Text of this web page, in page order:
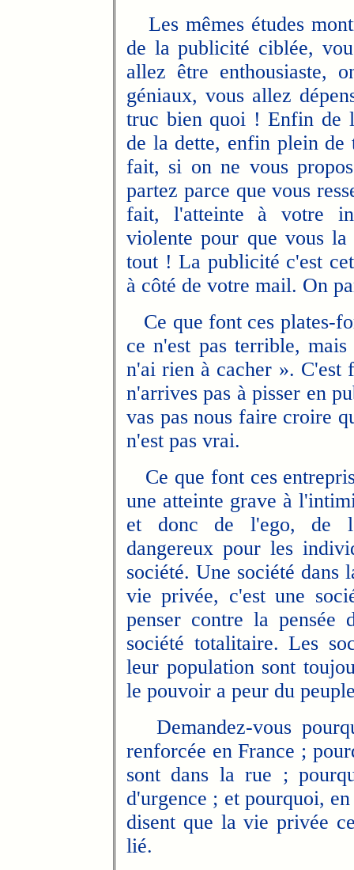
Les mêmes études
de la publicité ciblée,
allez être enthousiaste,
géniaux, vous allez
truc bien quoi ! Enfin de
de la dette, enfin plein
fait, si on ne vous
partez parce que vous
fait, l'atteinte à votre
violente pour que vous la
tout ! La publicité c'est
à côté de votre mail. On
Ce que font ces plates-
ce n'est pas terrible,
n'ai rien à cacher ». C'est
n'arrives pas à pisser en
vas pas nous faire croire
n'est pas vrai.
Ce que font ces
une atteinte grave à
et donc de l'ego, de
dangereux pour les
société. Une société dans
vie privée, c'est une
penser contre la pensée
société totalitaire. Les
leur population sont
le pouvoir a peur du
Demandez-vous
renforcée en France ;
sont dans la rue ;
d'urgence ; et pourquoi,
disent que la vie privée
lié.